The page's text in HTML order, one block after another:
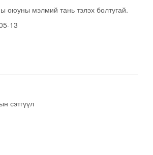
оюуны мэлмий тань тэлэх болтугай.
13
сэтгүүл